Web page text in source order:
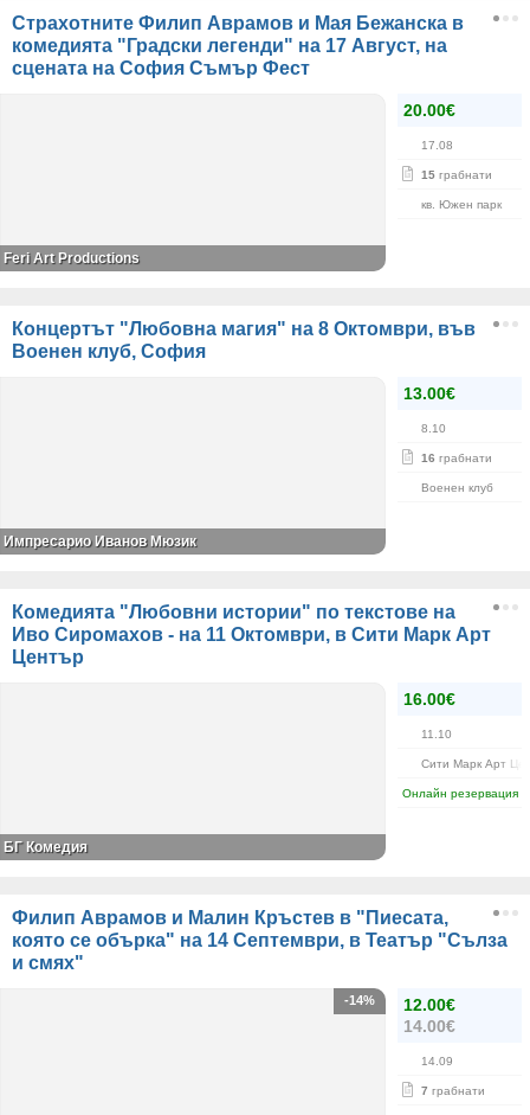
Страхотните Филип Аврамов и Мая Бежанска в
комедията "Градски легенди" на 17 Август, на
сцената на София Съмър Фест
20.00€
17.08
15 грабнати
кв. Южен парк
Feri Art Productions
Концертът "Любовна магия" на 8 Октомври, във
Военен клуб, София
13.00€
8.10
16 грабнати
Военен клуб
Импресарио Иванов Мюзик
Комедията "Любовни истории" по текстове на
Иво Сиромахов - на 11 Октомври, в Сити Марк Арт
Център
16.00€
11.10
Сити Марк Арт
Онлайн резервация
БГ Комедия
Филип Аврамов и Малин Кръстев в "Пиесата,
която се обърка" на 14 Септември, в Театър "Сълза
и смях"
12.00€
14.00€
14.09
7 грабнати
-14%